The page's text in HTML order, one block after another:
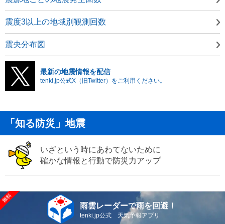
震度3以上の地域別観測回数
震央分布図
最新の地震情報を配信
tenki.jp公式X（旧Twitter）をご利用ください。
「知る防災」地震
いざという時にあわてないために
確かな情報と行動で防災力アップ
雨雲レーダーで雨を回避！
tenki.jp公式 天気予報アプリ